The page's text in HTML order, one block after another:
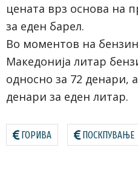
цената врз основа на
за еден барел.
Во моментов на
Македонија литар
односно за 72 денари,
денари за еден литар.
ГОРИВА ПОСКПУВАЊЕ